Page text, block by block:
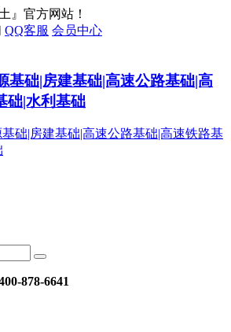
』官方网站！
QQ客服 会员中心
基础|房建基础|高速公路基础|高
础|水利基础
878-6641